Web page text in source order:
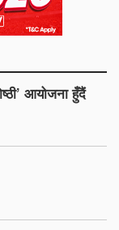
आयोजना हुँदैं